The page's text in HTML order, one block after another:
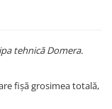
tehnică Domera.
fișă grosimea totală,